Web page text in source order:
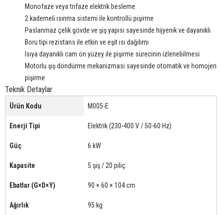
Monofaze veya trifaze elektrik besleme
2 kademeli ısınma sistemi ile kontrollü pişirme
Paslanmaz çelik gövde ve şiş yapısı sayesinde hijyenik ve dayanıklı
Boru tipi rezistans ile etkin ve eşit ısı dağılımı
Isıya dayanıklı cam ön yüzey ile pişirme sürecinin izlenebilmesi
Motorlu şiş döndürme mekanizması sayesinde otomatik ve homojen
pişirme
Teknik Detaylar
Ürün Kodu M005-E
Enerji Tipi Elektrik (230-400 V / 50-60 Hz)
Güç 6 kW
Kapasite 5 şiş / 20 piliç
Ebatlar (G×D×Y) 90 × 60 × 104 cm
Ağırlık 95 kg